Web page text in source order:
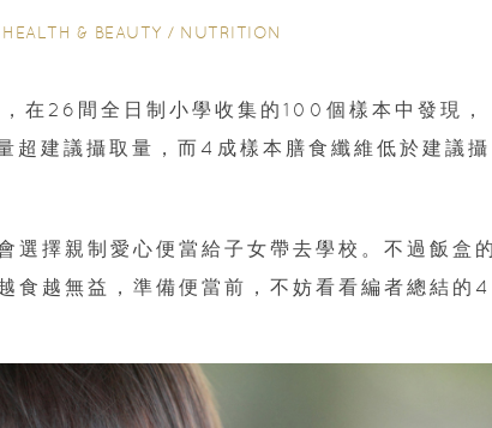
HEALTH & BEAUTY / NUTRITION
在26間全日制小學收集的100個樣本中發現，
超建議攝取量，而4成樣本膳食纖維低於建議攝
選擇親制愛心便當給子女帶去學校。不過飯盒
食越無益，準備便當前，不妨看看編者總結的